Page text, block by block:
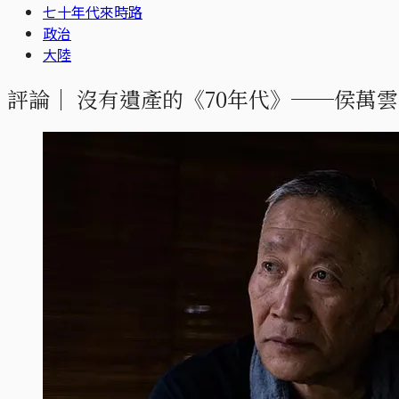
七十年代來時路
政治
大陸
評論｜ 沒有遺產的《70年代》──侯萬